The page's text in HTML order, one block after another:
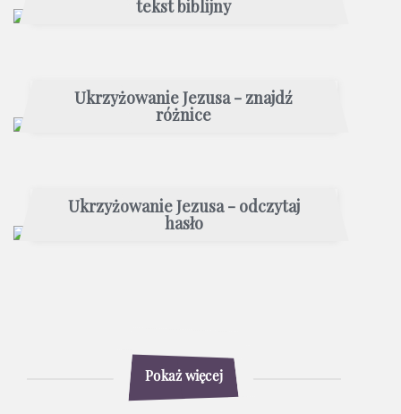
tekst biblijny
Ukrzyżowanie Jezusa - znajdź
różnice
Ukrzyżowanie Jezusa - odczytaj
hasło
Pokaż więcej